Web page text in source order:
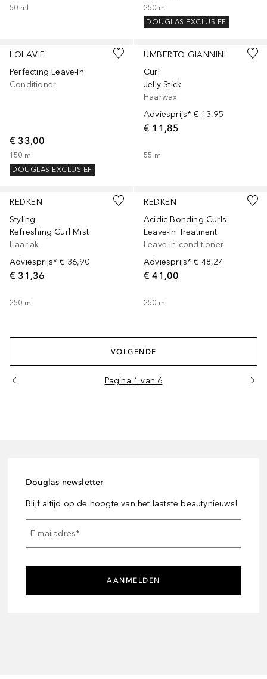
50 ml 250 ml
DOUGLAS EXCLUSIEF
LOLAVIE
Perfecting Leave-In
Conditioner
€ 33,00
150 ml
DOUGLAS EXCLUSIEF
UMBERTO GIANNINI
Curl
Jelly Stick
Haarwax
Adviesprijs* € 13,95
€ 11,85
55 ml
REDKEN
Styling
Refreshing Curl Mist
Haarlak
Adviesprijs* € 36,90
€ 31,36
250 ml
Gesponsord
REDKEN
Acidic Bonding Curls
Leave-In Treatment
Leave-in conditioner
Adviesprijs* € 48,24
€ 41,00
250 ml
VOLGENDE
Pagina 1 van 6
Douglas newsletter
Blijf altijd op de hoogte van het laatste beautynieuws!
E-mailadres*
AANMELDEN